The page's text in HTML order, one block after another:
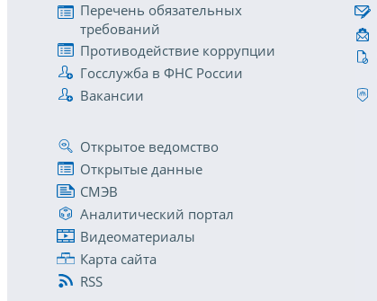
Перечень обязательных
требований
Противодействие коррупции
Госслужба в ФНС России
Вакансии
Открытое ведомство
Открытые данные
СМЭВ
Аналитический портал
Видеоматериалы
Карта сайта
RSS